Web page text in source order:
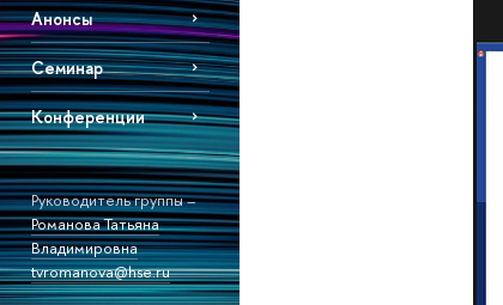
Анонсы
Семинар
Конференции
Руководитель группы –
Романова Татьяна
Владимировна
tvromanova@hse.ru